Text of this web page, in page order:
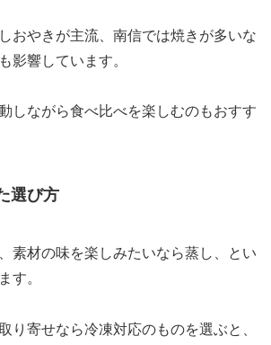
おやきが主流、南信では焼きが多いな
影響しています。
しながら食べ比べを楽しむのもおすす
選び方
素材の味を楽しみたいなら蒸し、とい
す。
り寄せなら冷凍対応のものを選ぶと、